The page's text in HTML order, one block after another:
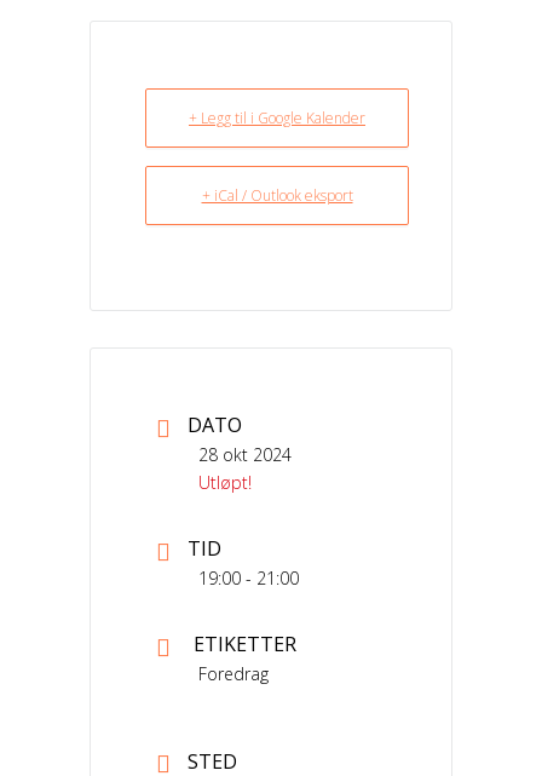
+ Legg til i Google Kalender
+ iCal / Outlook eksport
DATO
28 okt 2024
Utløpt!
TID
19:00 - 21:00
ETIKETTER
Foredrag
STED